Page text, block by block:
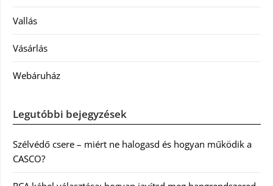
Vallás
Vásárlás
Webáruház
Legutóbbi bejegyzések
Szélvédő csere – miért ne halogasd és hogyan működik a
CASCO?